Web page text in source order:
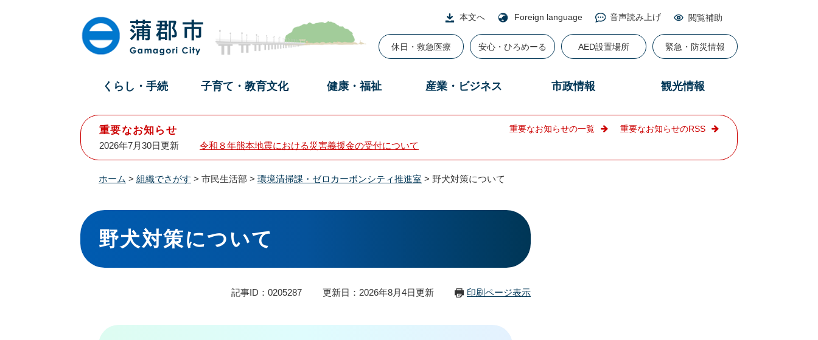
本文へ Foreign language 音声読み上げ 閲覧補助
休日・救急医療 安心・ひろめーる AED設置場所 緊急・防災情報
くらし・手続 子育て・教育文化 健康・福祉 産業・ビジネス 市政情報 観光情報
重要なお知らせ
2026年7月30日更新 令和８年熊本地震における災害義援金の受付について
重要なお知らせの一覧 重要なお知らせのRSS
ホーム > 組織でさがす > 市民生活部 > 環境清掃課・ゼロカーボンシティ推進室 > 野犬対策について
本
文
野犬対策について
記事ID：0205287 更新日：2026年8月4日更新 印刷ページ表示